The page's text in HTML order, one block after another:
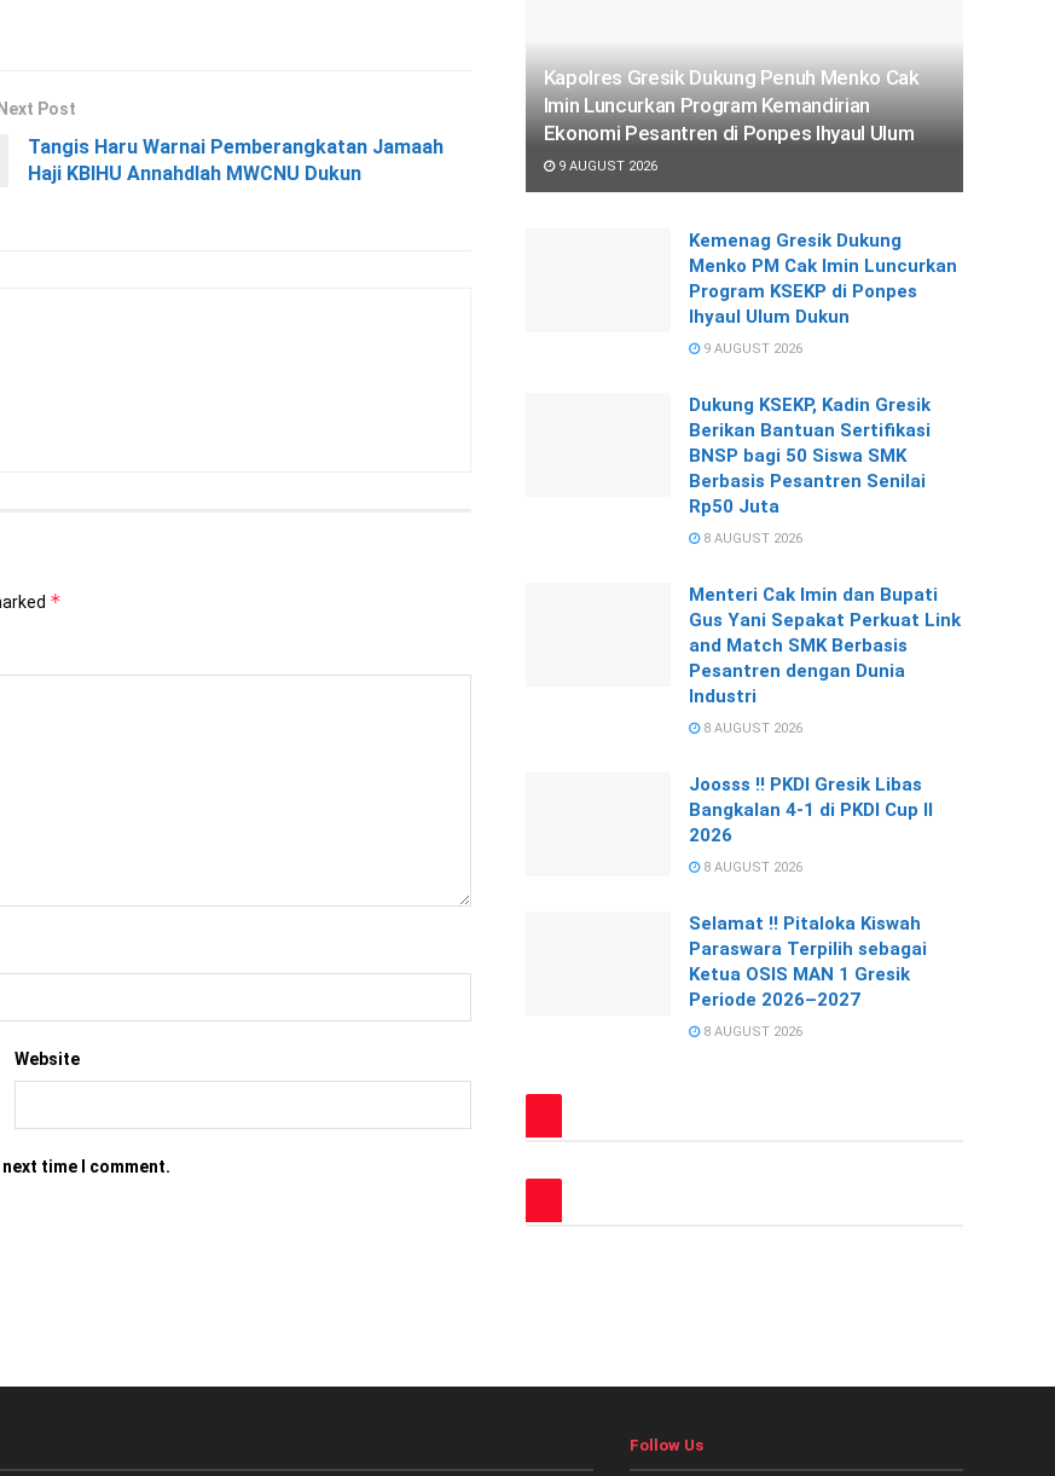
Post
Tangis Haru Warnai Pemberangkatan Jamaah
Haji KBIHU Annahdlah MWCNU Dukun
*
Website
time I comment.
Kapolres Gresik Dukung Penuh Menko Cak
Imin Luncurkan Program Kemandirian
Ekonomi Pesantren di Ponpes Ihyaul Ulum
9 AUGUST 2026
Kemenag Gresik Dukung
Menko PM Cak Imin Luncurkan
Program KSEKP di Ponpes
Ihyaul Ulum Dukun
9 AUGUST 2026
Dukung KSEKP, Kadin Gresik
Berikan Bantuan Sertifikasi
BNSP bagi 50 Siswa SMK
Berbasis Pesantren Senilai
Rp50 Juta
8 AUGUST 2026
Menteri Cak Imin dan Bupati
Gus Yani Sepakat Perkuat Link
and Match SMK Berbasis
Pesantren dengan Dunia
Industri
8 AUGUST 2026
Joosss !! PKDI Gresik Libas
Bangkalan 4-1 di PKDI Cup II
2026
8 AUGUST 2026
Selamat !! Pitaloka Kiswah
Paraswara Terpilih sebagai
Ketua OSIS MAN 1 Gresik
Periode 2026–2027
8 AUGUST 2026
Follow Us